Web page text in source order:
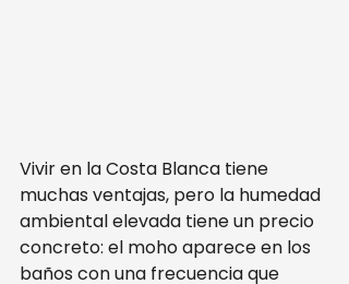
Vivir en la Costa Blanca tiene
muchas ventajas, pero la humedad
ambiental elevada tiene un precio
concreto: el moho aparece en los
baños con una frecuencia que